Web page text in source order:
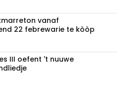
vanaf
22 febrewarie te kòòp
III oefent 't nuuwe